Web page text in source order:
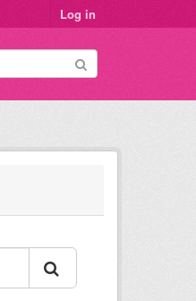
Log in